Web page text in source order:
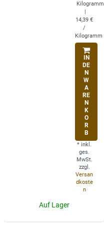
Kilogramm
|
14,39 €
/
Kilogramm
IN
DE
N
W
A
RE
N
K
O
R
B
* inkl.
ges.
MwSt.
zzgl.
Versan
dkoste
n
Auf Lager